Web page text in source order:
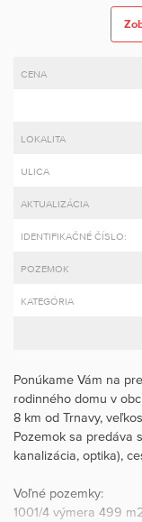
CENA
LOKALITA
ULICA
AKTUALIZÁCIA
IDENTIFIKAČNÉ ČÍSLO:
POZEMOK
KATEGÓRIA
Ponúkame Vám na
rodinného domu v
8 km od Trnavy,
Pozemok sa predáva
kanalizácia, optika),
Voľné pozemky:
1001/4 výmera 499